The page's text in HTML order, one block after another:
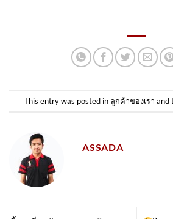
This entry was posted in ลูกค้าของเรา and
ASSADA